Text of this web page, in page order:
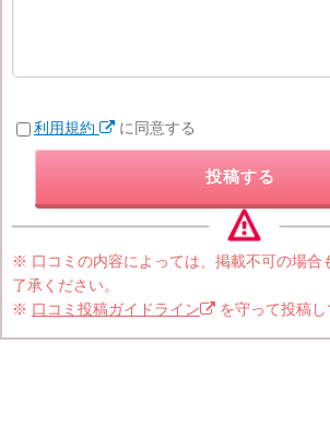
利用規約 に同意する
投稿する
※ 口コミの内容によっては、掲載不可の場合
了承ください。
※ 口コミ投稿ガイドライン を守って投稿し